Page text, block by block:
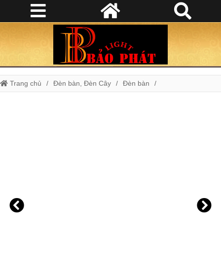
Trang chủ Đèn bàn, Đèn Cây Đèn bàn